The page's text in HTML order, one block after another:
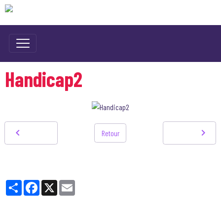
Handicap2
Retour
PartagerFacebook
X